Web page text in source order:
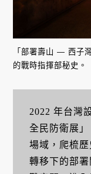
「部署壽山 — 西子
的戰時指揮部秘史。
2022 年台灣
全民防衛展」
場域，爬梳
轉移下的部